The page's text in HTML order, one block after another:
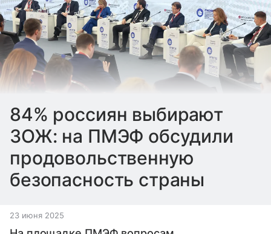
84% россиян выбирают
ЗОЖ: на ПМЭФ обсудили
продовольственную
безопасность страны
23 июня 2025